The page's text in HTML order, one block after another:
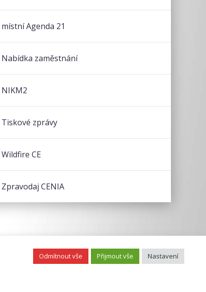
místní Agenda 21
Nabídka zaměstnání
NIKM2
Tiskové zprávy
Wildfire CE
Zpravodaj CENIA
Odmítnout vše Přijmout vše Nastavení